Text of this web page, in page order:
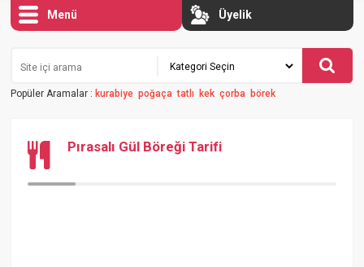
Menü Üyelik
Popüler Aramalar : kurabiye poğaça tatlı kek çorba börek
Pırasalı Gül Böreği Tarifi